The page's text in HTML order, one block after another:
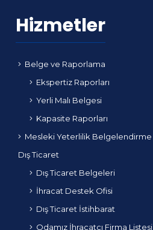
Hizmetler
Belge ve Raporlama
Ekspertiz Raporları
Yerli Malı Belgesi
Kapasite Raporları
Mesleki Yeterlilik Belgelendirme
Dış Ticaret
Dış Ticaret Belgeleri
İhracat Destek Ofisi
Dış Ticaret İstihbarat
Odamız İhracatçı Firma Listesi